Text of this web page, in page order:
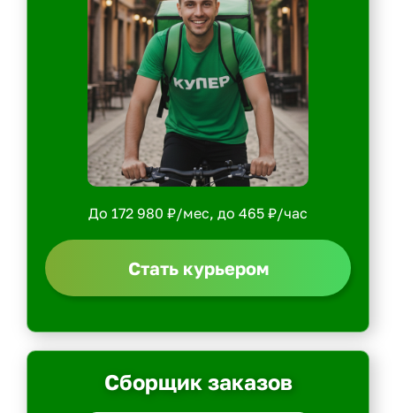
До 172 980 ₽/мес, до 465 ₽/час
Стать курьером
Сборщик заказов